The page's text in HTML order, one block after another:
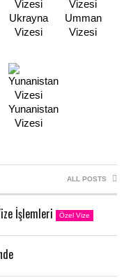
Ukrayna
Vizesi
Umman
Vizesi
Yunanistan
Vizesi
ALL POSTS
İşlemleri Özel Vize